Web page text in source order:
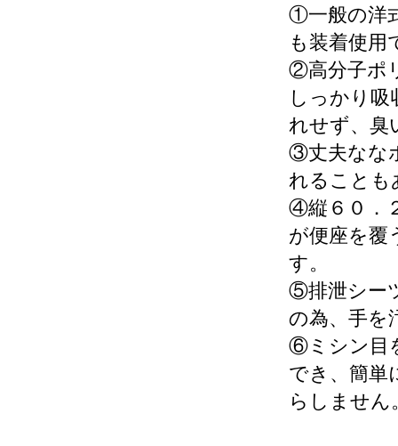
①一般の洋
も装着使用
②高分子ポ
しっかり吸
れせず、臭
③丈夫なな
れることも
④縦６０．
が便座を覆
す。
⑤排泄シー
の為、手を
⑥ミシン目
でき、簡単
らしません